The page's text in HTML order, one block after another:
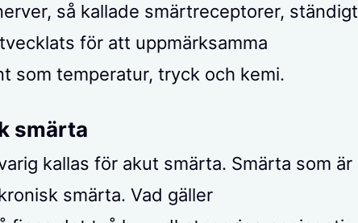
så kallade smärtreceptorer, ständigt
för att uppmärksamma
som temperatur, tryck och kemi.
smärta
kallas för akut smärta. Smärta som är
smärta. Vad gäller